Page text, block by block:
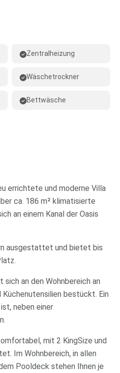
Zentralheizung
Wäschetrockner
Bettwäsche
errichtete und moderne Villa
ca. 186 m² klimatisierte
an einem Kanal der Oasis
ausgestattet und bietet bis
an den Wohnbereich an
bestückt. Ein
neben einer
mit 2 KingSize und
Im Wohnbereich, in allen
Pooldeck stehen Ihnen je